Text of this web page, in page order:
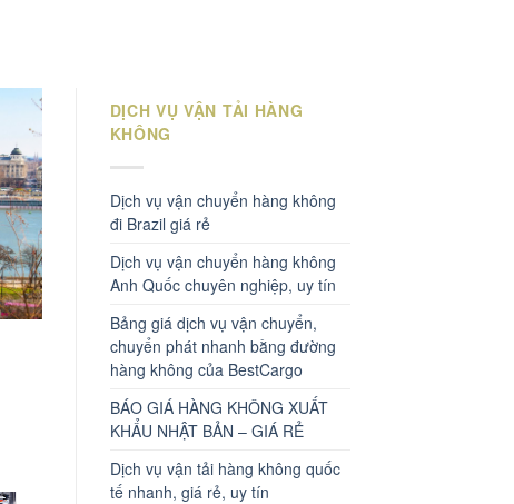
DỊCH VỤ VẬN TẢI HÀNG
KHÔNG
Dịch vụ vận chuyển hàng không
đi Brazil giá rẻ
Dịch vụ vận chuyển hàng không
Anh Quốc chuyên nghiệp, uy tín
Bảng giá dịch vụ vận chuyển,
chuyển phát nhanh bằng đường
hàng không của BestCargo
BÁO GIÁ HÀNG KHÔNG XUẤT
KHẨU NHẬT BẢN – GIÁ RẺ
Dịch vụ vận tải hàng không quốc
tế nhanh, giá rẻ, uy tín